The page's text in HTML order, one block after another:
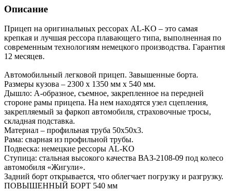
Описание
Прицеп на оригинальных рессорах AL-KO – это самая
крепкая и лучшая рессора плавающего типа, выполненная по
современным технологиям немецкого производства. Гарантия
12 месяцев.
Автомобильный легковой прицеп. Завышенные борта.
Размеры кузова – 2300 х 1350 мм x 540 мм.
Дышло: А-образное, съемное, закрепленное на передней
стороне рамы прицепа. На нем находятся узел сцепления,
закрепляемый за фаркоп автомобиля, страховочные тросы,
складная подставка.
Материал – профильная труба 50х50х3.
Рама: сварная из профильной трубы.
Подвеска: немецкие рессоры AL-KO
Ступица: стальная высокого качества ВАЗ-2108-09 под колесо
автомобиля «Жигули».
Задний борт открывается, что облегчает погрузку и разгрузку.
ПОВЫШЕННЫЙ БОРТ 540 мм